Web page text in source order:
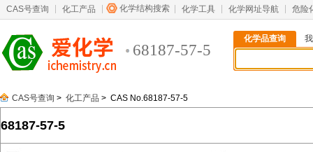
CAS号查询 化工产品 化学结构搜索 化学工具 化学网址导航 危险
68187-57-5
化学品查询
CAS号查询 > 化工产品 > CAS No.68187-57-5
68187-57-5